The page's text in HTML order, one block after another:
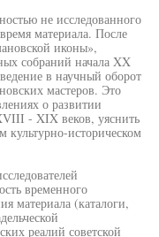
не исследованного
материала. После
иконы»,
собраний начала XX
в научный оборот
мастеров. Это
о развитии
- XIX веков, уяснить
историческом
временного
материала (каталоги,
реалий советской